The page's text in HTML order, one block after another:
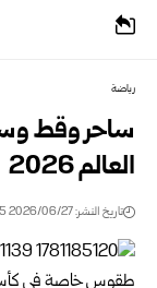
رياضة
ساحر وقط
العالم 2026
تاريخ النشر: 2026/06/27 11:55 مساءً